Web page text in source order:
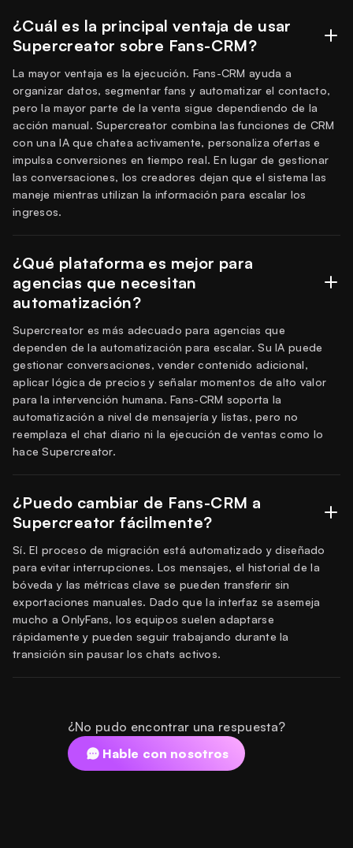
¿Cuál es la principal ventaja de usar
Supercreator sobre Fans-CRM?
La mayor ventaja es la ejecución. Fans-CRM ayuda a
organizar datos, segmentar fans y automatizar el contacto,
pero la mayor parte de la venta sigue dependiendo de la
acción manual. Supercreator combina las funciones de CRM
con una IA que chatea activamente, personaliza ofertas e
impulsa conversiones en tiempo real. En lugar de gestionar
las conversaciones, los creadores dejan que el sistema las
maneje mientras utilizan la información para escalar los
ingresos.
¿Qué plataforma es mejor para
agencias que necesitan
automatización?
Supercreator es más adecuado para agencias que
dependen de la automatización para escalar. Su IA puede
gestionar conversaciones, vender contenido adicional,
aplicar lógica de precios y señalar momentos de alto valor
para la intervención humana. Fans-CRM soporta la
automatización a nivel de mensajería y listas, pero no
reemplaza el chat diario ni la ejecución de ventas como lo
hace Supercreator.
¿Puedo cambiar de Fans-CRM a
Supercreator fácilmente?
Sí. El proceso de migración está automatizado y diseñado
para evitar interrupciones. Los mensajes, el historial de la
bóveda y las métricas clave se pueden transferir sin
exportaciones manuales. Dado que la interfaz se asemeja
mucho a OnlyFans, los equipos suelen adaptarse
rápidamente y pueden seguir trabajando durante la
transición sin pausar los chats activos.
¿No pudo encontrar una respuesta?
Hable con nosotros